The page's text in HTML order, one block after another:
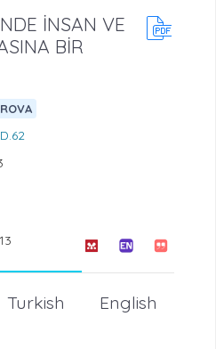
İNSAN VE
BİR
English
Turkish